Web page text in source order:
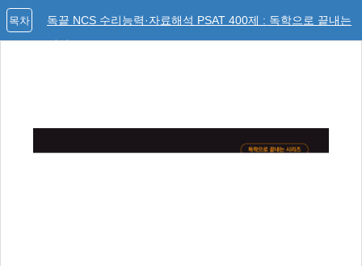
독끝 NCS 수리능력·자료해석 PSAT 400제 : 독학으로 끝내는
시리즈
목차